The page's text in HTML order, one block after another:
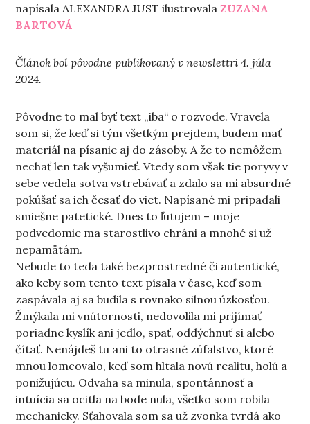
napísala ALEXANDRA JUST ilustrovala ZUZANA
BARTOVÁ
Článok bol pôvodne publikovaný v newslettri 4. júla
2024.
Pôvodne to mal byť text „iba“ o rozvode. Vravela
som si, že keď si tým všetkým prejdem, budem mať
materiál na písanie aj do zásoby. A že to nemôžem
nechať len tak vyšumieť. Vtedy som však tie poryvy v
sebe vedela sotva vstrebávať a zdalo sa mi absurdné
pokúšať sa ich česať do viet. Napísané mi pripadali
smiešne patetické. Dnes to ľutujem – moje
podvedomie ma starostlivo chráni a mnohé si už
nepamätám.
Nebude to teda také bezprostredné či autentické,
ako keby som tento text písala v čase, keď som
zaspávala aj sa budila s rovnako silnou úzkosťou.
Žmýkala mi vnútornosti, nedovolila mi prijímať
poriadne kyslík ani jedlo, spať, oddýchnuť si alebo
čítať. Nenájdeš tu ani to otrasné zúfalstvo, ktoré
mnou lomcovalo, keď som hltala novú realitu, holú a
ponižujúcu. Odvaha sa minula, spontánnosť a
intuícia sa ocitla na bode nula, všetko som robila
mechanicky. Sťahovala som sa už zvonka tvrdá ako